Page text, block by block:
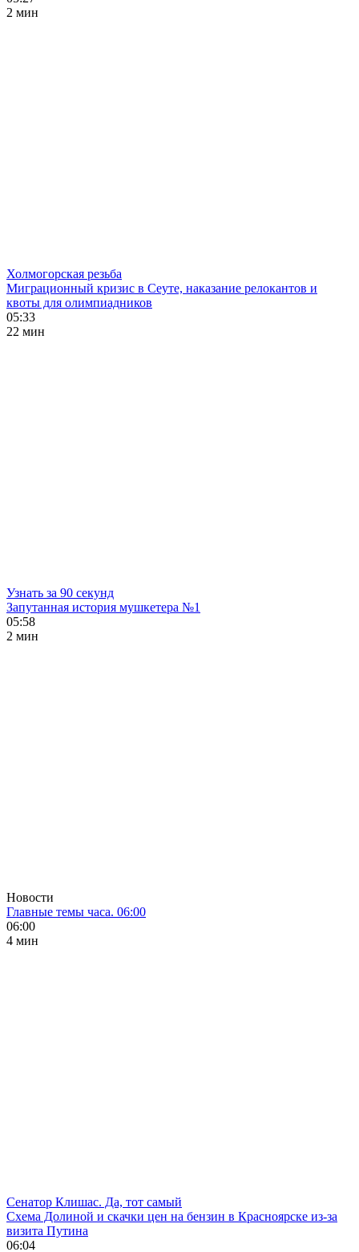
2 мин
Холмогорская резьба
Миграционный кризис в Сеуте, наказание релокантов и
квоты для олимпиадников
05:33
22 мин
Узнать за 90 секунд
Запутанная история мушкетера №1
05:58
2 мин
Новости
Главные темы часа. 06:00
06:00
4 мин
Сенатор Клишас. Да, тот самый
Схема Долиной и скачки цен на бензин в Красноярске из-за
визита Путина
06:04